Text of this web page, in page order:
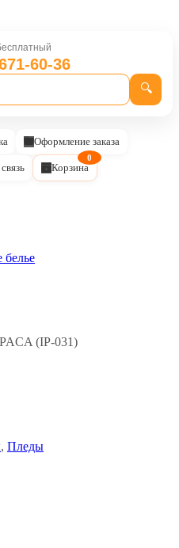
60-36
🔍
Оформление заказа
Корзина
0
белье
(IP-031)
, Пледы